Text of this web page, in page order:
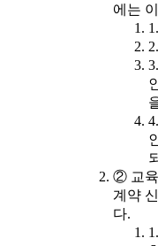
에는
② 교육
계약
다.